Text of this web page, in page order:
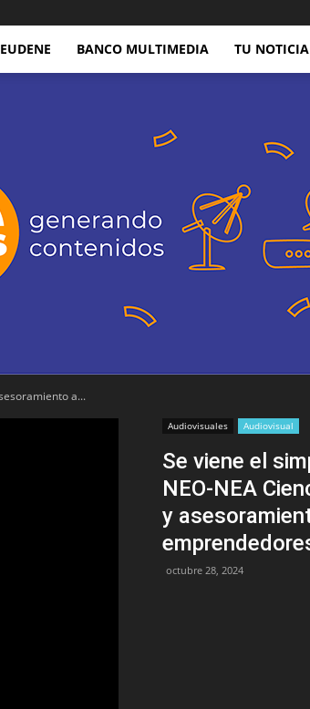
EUDENE BANCO MULTIMEDIA TU NOTICIA
a...
Audiovisuales Audiovisual
Se viene el
NEO-NEA
y
octubre 28, 2024